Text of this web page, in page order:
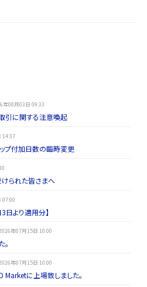
年08月03日 09:33
引に関する注意喚起
14:37
プ付加日数の臨時変更
られた皆さまへ
07:00
より適用分】
年07月15日 10:00
年07月15日 10:00
に上場致しました。